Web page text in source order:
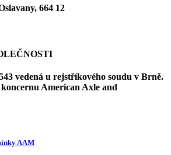
664 12
vedená u rejstříkového soudu v Brně.
koncernu American Axle and
AAM